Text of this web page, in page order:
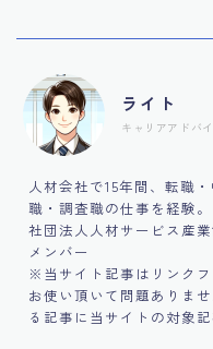
ライト
キャリアアドバ
人材会社で15年間、転職
職・調査職の仕事を経験。
社団法人人材サービス産
メンバー
※当サイト記事はリンク
お使い頂いて問題ありま
る記事に当サイトの対象